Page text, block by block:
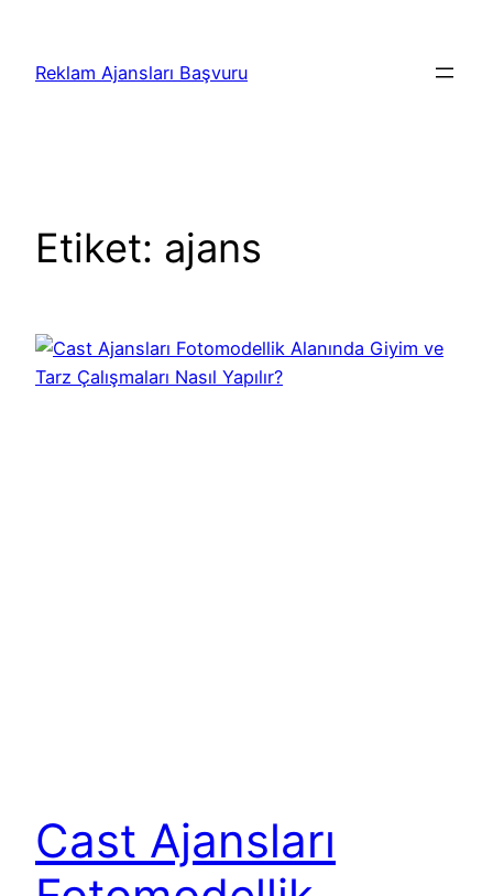
Reklam Ajansları Başvuru
Etiket: ajans
Cast Ajansları